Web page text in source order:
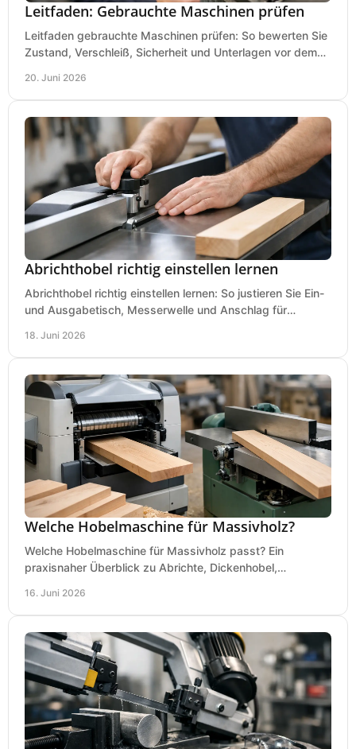
Leitfaden: Gebrauchte Maschinen prüfen
Leitfaden gebrauchte Maschinen prüfen: So bewerten Sie
Zustand, Verschleiß, Sicherheit und Unterlagen vor dem
20. Juni 2026
Abrichthobel richtig einstellen lernen
Abrichthobel richtig einstellen lernen: So justieren Sie Ein-
und Ausgabetisch, Messerwelle und Anschlag für
18. Juni 2026
Welche Hobelmaschine für Massivholz?
Welche Hobelmaschine für Massivholz passt? Ein
praxisnaher Überblick zu Abrichte, Dickenhobel,
16. Juni 2026